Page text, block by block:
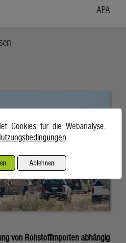
APA
von Rohstoffimporten abhängig
Cookies für die Webanalyse.
Ablehnen